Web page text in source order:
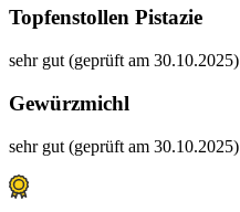
Topfenstollen Pistazie
sehr gut (geprüft am 30.10.2025)
Gewürzmichl
sehr gut (geprüft am 30.10.2025)